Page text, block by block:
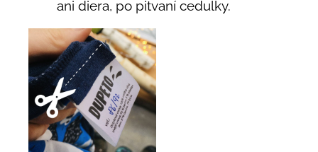
ani diera, po pitvaní cedulky.